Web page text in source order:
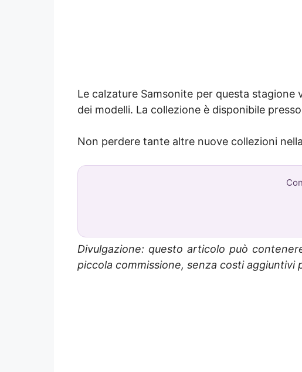
Le calzature Samsonite per questa stagione
dei modelli. La collezione è disponibile
Non perdere tante altre nuove collezioni
Divulgazione: questo articolo può
piccola commissione, senza costi aggiuntivi